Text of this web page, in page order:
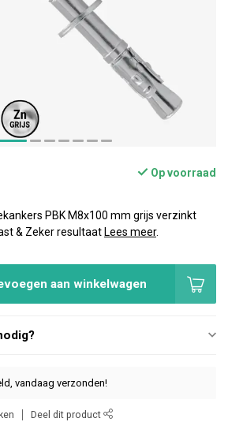
Op voorraad
PBK M8x100 mm grijs verzinkt
& Zeker resultaat Lees meer.
aan winkelwagen
vandaag verzonden!
Deel dit product